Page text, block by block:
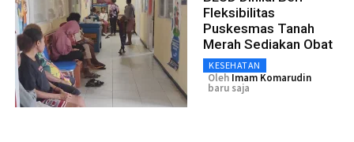
Fleksibilitas
Puskesmas Tanah
Merah Sediakan Obat
KESEHATAN
Oleh Imam Komarudin
baru saja